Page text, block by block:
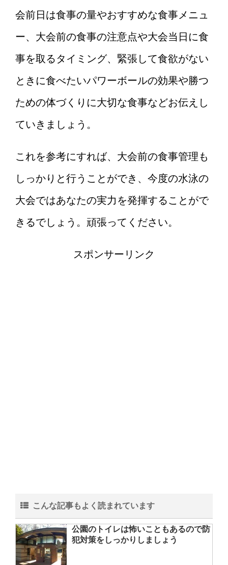
会前日は食事の量やおすすめな食事メニュ
ー、大会前の食事の注意点や大会当日に食
事を取るタイミング、緊張して食欲がない
ときに食べたいパワーボールの効果や勝つ
ための体づくりに大切な食事などお伝えし
ていきましょう。
これを参考にすれば、大会前の食事管理も
しっかりと行うことができ、今度の水泳の
大会ではあなたの実力を発揮することがで
きるでしょう。頑張ってください。
スポンサーリンク
こんな記事もよく読まれています
公園のトイレは怖いこともあるので防
犯対策をしっかりしましょう